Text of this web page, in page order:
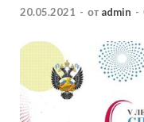
20.05.2021 - от admin -